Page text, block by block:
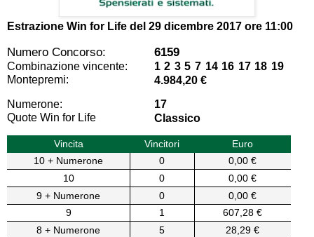
Estrazione Win for Life del 29 dicembre 2017 ore 11:00
Numero Concorso: 6159
Combinazione vincente:
1 2 3 5 7 14 16 17 18 19
Montepremi:
4.984,20 €
Numerone:
17
Quote Win for Life
Classico
Vincita Vincitori
Euro
10 + Numerone
0
0,00 €
10
0
0,00 €
9 + Numerone
0
0,00 €
9
1
607,28 €
8 + Numerone
5
28,29 €